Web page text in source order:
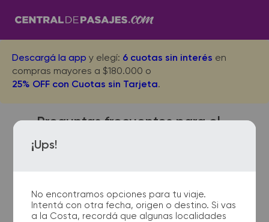
Descargá la app y elegí: 6 cuotas sin interés en
compras mayores a $180.000 o
25% OFF con Cuotas sin Tarjeta.
¡Ups!
No encontramos opciones para tu viaje.
Intentá con otra fecha, origen o destino. Si vas
a la Costa, recordá que algunas localidades
Preguntas frecuentes para el
viaje desde Villa Gesell a
Bahia Blanca
¿Dónde quedan las